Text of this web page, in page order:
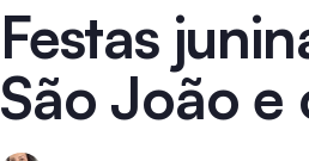
Festas
São João e